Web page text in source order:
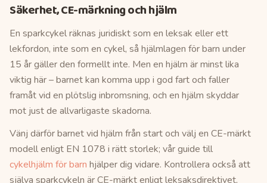
Säkerhet, CE-märkning och hjälm
En sparkcykel räknas juridiskt som en leksak eller ett
lekfordon, inte som en cykel, så hjälmlagen för barn under
15 år gäller den formellt inte. Men en hjälm är minst lika
viktig här – barnet kan komma upp i god fart och faller
framåt vid en plötslig inbromsning, och en hjälm skyddar
mot just de allvarligaste skadorna.
Vänj därför barnet vid hjälm från start och välj en CE-märkt
modell enligt EN 1078 i rätt storlek; vår guide till
cykelhjälm för barn hjälper dig vidare. Kontrollera också att
själva sparkcykeln är CE-märkt enligt leksaksdirektivet,